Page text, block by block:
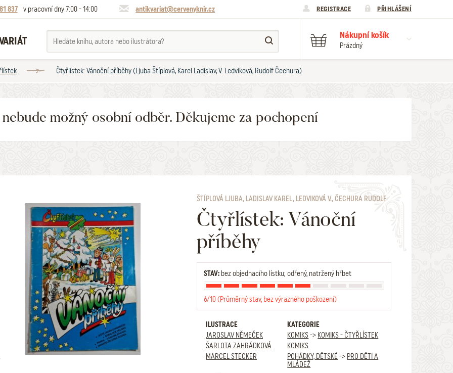
837 v pracovní dny 7:00 - 14:00 antikvariat@cervenyknir.cz REGISTRACE PŘIHLÁŠENÍ
Nákupní košík
Prázdný
Čtyřlístek: Vánoční příběhy (Ljuba Štíplová, Karel Ladislav, V. Ledviková, Rudolf Čechura)
možný osobní odběr. Děkujeme za pochopení
ŠTÍPLOVÁ LJUBA, LADISLAV KAREL, LEDVIKOVÁ V., ČECHURA RUDOLF
Čtyřlístek: Vánoční
příběhy
STAV: bez objednacího lístku; odřený, natržený hřbet
6/10 (Průměrný stav, bez výrazného poškození)
ILUSTRACE
JAROSLAV NĚMEČEK
ŠARLOTA ZAHRÁDKOVÁ
MARCEL STECKER
KATEGORIE
KOMIKS-> KOMIKS - ČTYŘLÍSTEK
KOMIKS
POHÁDKY, DĚTSKÉ -> PRO DĚTI A
MLÁDEŽ